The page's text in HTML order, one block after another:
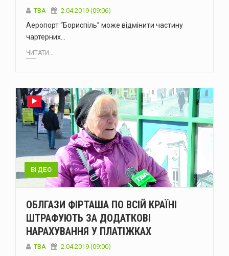
TBA 2.04.2019 (09:06)
Аеропорт “Бориспіль” може відмінити частину
чартерних…
ЧИТАТИ...
ВІДЕО
ОБЛГАЗИ ФІРТАША ПО ВСІЙ КРАЇНІ
ШТРАФУЮТЬ ЗА ДОДАТКОВІ
НАРАХУВАННЯ У ПЛАТІЖКАХ
TBA 2.04.2019 (09:00)